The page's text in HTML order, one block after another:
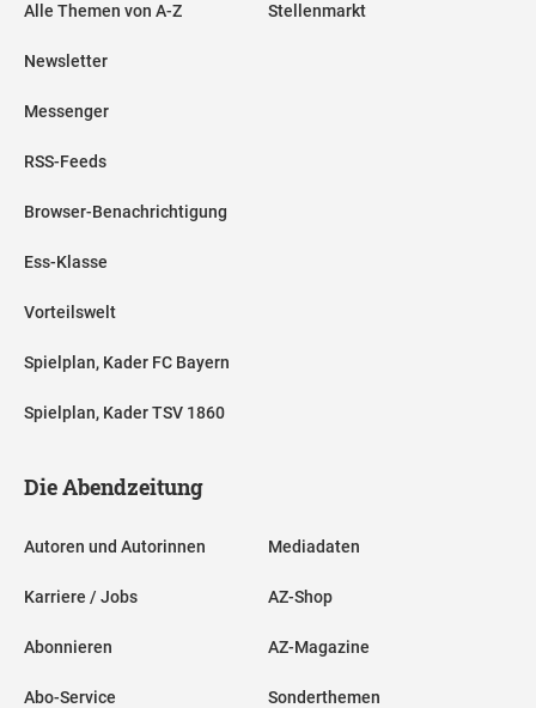
Alle Themen von A-Z
Newsletter
Messenger
RSS-Feeds
Browser-Benachrichtigung
Ess-Klasse
Vorteilswelt
Spielplan, Kader FC Bayern
Spielplan, Kader TSV 1860
Stellenmarkt
Die Abendzeitung
Autoren und Autorinnen
Karriere / Jobs
Abonnieren
Abo-Service
Mediadaten
AZ-Shop
AZ-Magazine
Sonderthemen